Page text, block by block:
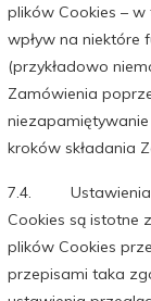
plików Cookies –
wpływ na niektóre
(przykładowo
Zamówienia
kroków składania
7.4. Ustawienia
Cookies są istotne
plików Cookies
przepisami taka